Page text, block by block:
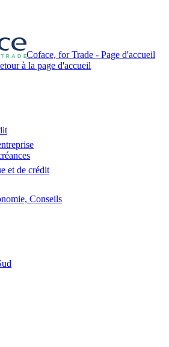
Coface, for Trade - Page d'accueil
à la page d'accueil
et de crédit
Conseils